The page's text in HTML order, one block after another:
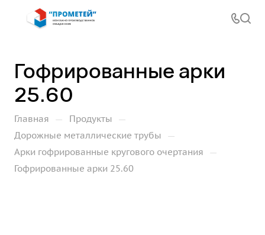
Гофрированные арки
25.60
Главная — Продукты —
Дорожные металлические трубы —
Арки гофрированные кругового очертания —
Гофрированные арки 25.60